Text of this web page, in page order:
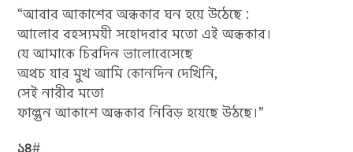
“আবার আকাশের অন্ধকার ঘন হয়ে উঠেছে :
আলোর রহস্যময়ী সহোদরার মতো এই অন্ধকার।
যে আমাকে চিরদিন ভালোবেসেছে
অথচ যার মুখ আমি কোনদিন দেখিনি,
সেই নারীর মতো
ফাল্গুন আকাশে অন্ধকার নিবিড় হয়েছে উঠছে।”
১৪#